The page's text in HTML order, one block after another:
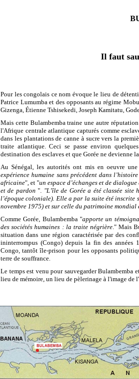
Il faut
Pour les congolais ce nom évoque le lieu de
Patrice Lumumba et des opposants au régime
Gizenga, Étienne Tshisekedi, Joseph Kamitatu,
Mais cette Bulambemba traine une autre
l'Afrique centrale atlantique capturés comme
dans les plantations de canne à sucre vers la
traite atlantique.Ceci se passe environ
destination des esclaves et que Gorée ne devienne
Au Sénégal, les autorités ont mis en oeuvre
expérience humaine sans précédent dans
africaine", et "un espace d’échanges et de
et de pardon ". "L’île de Gorée a été classée site
l’époque coloniale). Elle a par la suite été
novembre 1975) et sur celle du patrimoine mondial
CommeGorée, Bulambemba "apporte un
des sociétés humaines : la traite négrière."Mais
situation dans une région caractérisée par des
ininterrompus (Congo) depuis la fin des années
Congo, tantôt île-prison pour les opposants
terre de souffrance.
Le temps est venu pour sauvegarder
lieu de mémoire, un lieu de pèlerinage à l'image de